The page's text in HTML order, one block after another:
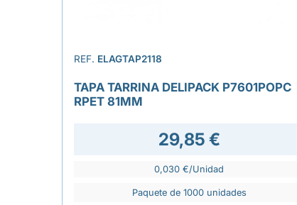
REF. ELAGTAP2118
TAPA TARRINA DELIPACK P7601POPC
RPET 81MM
29,85 €
0,030 €/Unidad
Paquete de 1000 unidades